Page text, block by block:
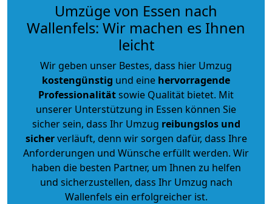
Umzüge von Essen nach
Wallenfels: Wir machen es Ihnen
leicht
Wir geben unser Bestes, dass hier Umzug
kostengünstig und eine hervorragende
Professionalitätsowie Qualität bietet. Mit
unserer Unterstützung in Essen können Sie
sicher sein, dass Ihr Umzug reibungslos und
sicherverläuft, denn wir sorgen dafür, dass Ihre
Anforderungen und Wünsche erfüllt werden. Wir
haben die besten Partner, um Ihnen zu helfen
und sicherzustellen, dass Ihr Umzug nach
Wallenfels ein erfolgreicher ist.